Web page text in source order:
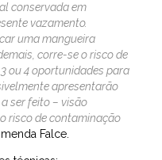
conservada em
vazamento.
uma mangueira
corre-se o risco de
ou 4 oportunidades para
apresentarão
ser feito – visão
risco de contaminação
Falce.